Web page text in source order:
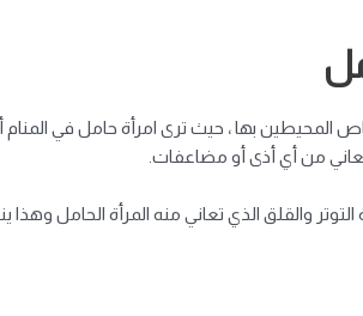
المحيطين بها ، حيث ترى امرأة حامل في
من أي أذى أو مضاعفات.
والقلق الذي تعاني منه المرأة الحامل وهذا